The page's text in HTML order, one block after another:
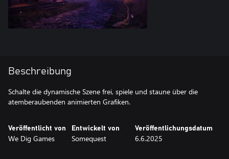
Beschreibung
Schalte die dynamische Szene frei, spiele und staune über die
atemberaubenden animierten Grafiken.
Veröffentlicht von
We Dig Games
Entwickelt von
Somequest
Veröffentlichungsdatum
6.6.2025